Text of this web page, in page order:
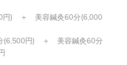
円) ＋ 美容鍼灸60分(6,000
(6,500円) ＋ 美容鍼灸60分